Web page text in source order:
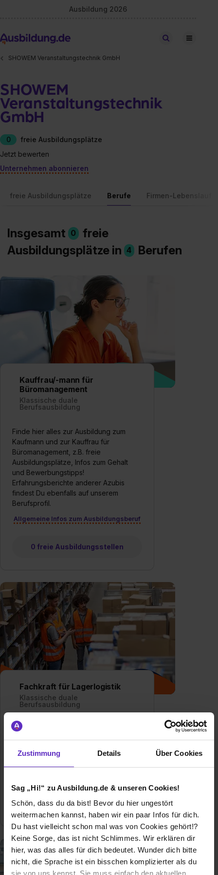
Zustimmung Details Über Cookies
Sag „Hi!“ zu Ausbildung.de & unseren Cookies!
Schön, dass du da bist! Bevor du hier ungestört
weitermachen kannst, haben wir ein paar Infos für dich.
Du hast vielleicht schon mal was von Cookies gehört!?
Keine Sorge, das ist nicht Schlimmes. Wir erklären dir
hier, was das alles für dich bedeutet. Wunder dich bitte
nicht, die Sprache ist ein bisschen komplizierter als du
sie von uns kennst. Sie muss einfach den aktuellen
Ausbildung 2026
Stellen finden
SHOWEM Veranstaltungstechnik GmbH
SHOWEM
Veranstaltungstechnik
GmbH
0
freie Ausbildungsplätze
Jetzt bewerten
Unternehmen abonnieren
freie Ausbildungsplätze Berufe Firmen-Lebenslauf
Insgesamt 0
freie
Ausbildungsplätze in 4 Berufen
Kauffrau/-mann für
Büromanagement
Klassische duale
Berufsausbildung
Finde hier alles zur Ausbildung zum
Kaufmann und zur Kauffrau für
Büromanagement, z.B. freie
Ausbildungsplätze, Infos zum Gehalt
und Bewerbungstipps!
Erfahrungsberichte anderer Azubis
findest Du ebenfalls auf unserem
Berufsprofil.
Allgemeine Infos zum Ausbildungsberuf
0 freie Ausbildungsstellen
Fachkraft für Lagerlogistik
Klassische duale
Berufsausbildung
Wie werde ich Fachkraft für
Lagerlogistik? – Alles über die
Ausbildung als Fachkraft für
0 freie Ausbildungsstellen